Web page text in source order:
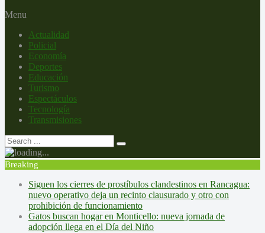
Menu
Actualidad
Policial
Economía
Deportes
Educación
Turismo
Espectáculos
Tecnología
Transmisiones
Breaking
Siguen los cierres de prostíbulos clandestinos en Rancagua:
nuevo operativo deja un recinto clausurado y otro con
prohibición de funcionamiento
Gatos buscan hogar en Monticello: nueva jornada de
adopción llega en el Día del Niño